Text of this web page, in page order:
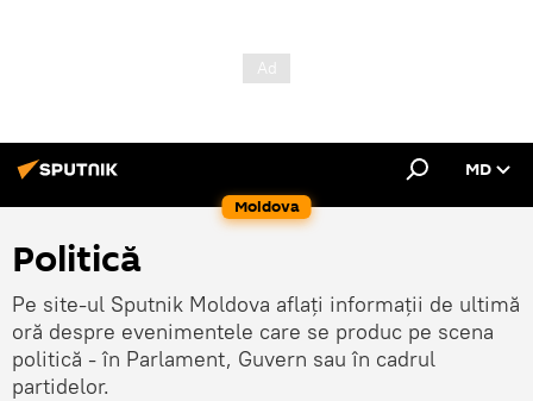
Moldova
MD
Politică
Pe site-ul Sputnik Moldova aflați informații de ultimă
oră despre evenimentele care se produc pe scena
politică - în Parlament, Guvern sau în cadrul
partidelor.